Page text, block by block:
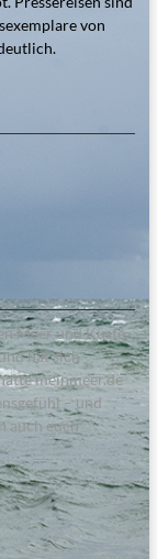
von
Meer und Küste.
hat sich
meinmeer.de
– und
auch euch